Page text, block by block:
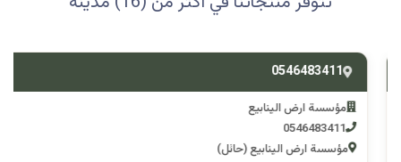
0546483411
مؤسسة ارض الينابيع
0546483411
مؤسسة ارض الينابيع (حائل)